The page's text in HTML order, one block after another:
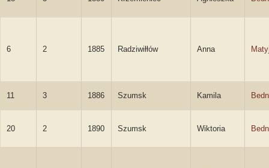
6 2 1885 Radziwiłłów Anna
11 3 1886 Szumsk Kamila
20 2 1890 Szumsk Wiktoria